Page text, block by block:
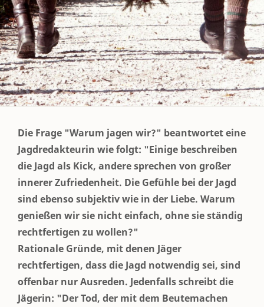
Die Frage "Warum jagen wir?" beantwortet eine
Jagdredakteurin wie folgt: "Einige beschreiben
die Jagd als Kick, andere sprechen von großer
innerer Zufriedenheit. Die Gefühle bei der Jagd
sind ebenso subjektiv wie in der Liebe. Warum
genießen wir sie nicht einfach, ohne sie ständig
rechtfertigen zu wollen?"
Rationale Gründe, mit denen Jäger
rechtfertigen, dass die Jagd notwendig sei, sind
offenbar nur Ausreden. Jedenfalls schreibt die
Jägerin: "Der Tod, der mit dem Beutemachen